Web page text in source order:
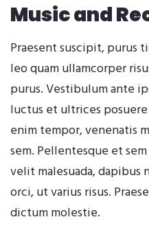
Music and
Praesent suscipit, purus
leo quam ullamcorper
purus. Vestibulum ante
luctus et ultrices
enim tempor, venenatis
sem. Pellentesque et
velit malesuada,
orci, ut varius risus.
dictum molestie.